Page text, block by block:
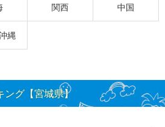
関西 中国
縄
ング【宮城県】